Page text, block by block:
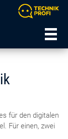
für den digitalen
Für einen, zwei